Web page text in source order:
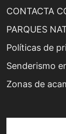
CONTACTA
PARQUES
Políticas de
Senderismo
Zonas de